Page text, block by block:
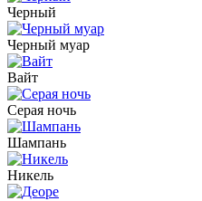
Черный
Черный муар
Вайт
Серая ночь
Шампань
Никель